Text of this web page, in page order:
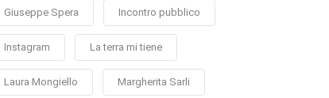
Giuseppe Spera Incontro pubblico
Instagram La terra mi tiene
Laura Mongiello Margherita Sarli